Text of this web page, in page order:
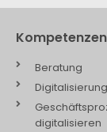
Kompetenzen
Beratung
Digitalisierung
digitalisieren